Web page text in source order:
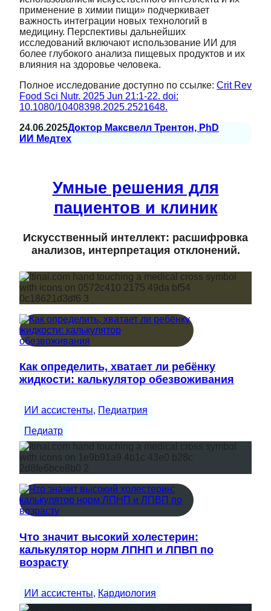
применение в химии пищи» подчеркивает
важность интеграции новых технологий в
медицину. Перспективы дальнейших
исследований включают использование ИИ для
более глубокого анализа пищевых продуктов и их
влияния на здоровье человека.
Полное исследование доступно по ссылке: Crit Rev
Food Sci Nutr. 2025 Jun 21:1-22. doi:
10.1080/10408398.2025.2521648.
24.06.2025Доктор Максвелл Трентон, PhD
ИИ Медтех
Умные решения для
пациентов и клиник
Искусственный интеллект: расшифровка
анализов, интерпретация отклонений.
Как определить, хватает ли ребёнку
жидкости: калькулятор обезвоживания
ИИ ассистенты, Педиатрия
Педиатр
Что значит высокий холестерин:
калькулятор норм ЛПНП и ЛПВП по
возрасту
ИИ ассистенты, Кардиология